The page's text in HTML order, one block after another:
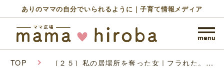
ありのママの自分でいられるように｜子育て情報メディア
TOP ［２５］私の居場所を奪った女｜フラれた。思